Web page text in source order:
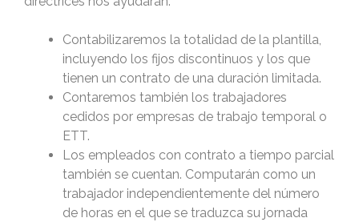
Contabilizaremos la totalidad de la plantilla,
incluyendo los fijos discontinuos y los que
tienen un contrato de una duración limitada.
Contaremos también los trabajadores
cedidos por empresas de trabajo temporal o
ETT.
Los empleados con contrato a tiempo parcial
también se cuentan. Computarán como un
trabajador independientemente del número
de horas en el que se traduzca su jornada